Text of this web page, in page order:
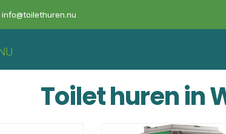
info@toilethuren.nu
Toilet huren in